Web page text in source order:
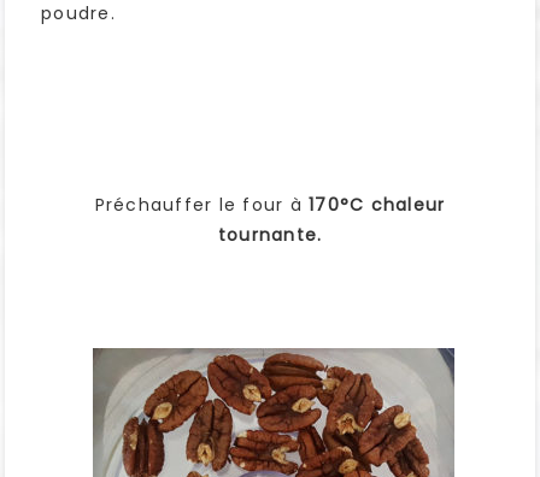
poudre.
Préchauffer le four à170°C chaleur
tournante.